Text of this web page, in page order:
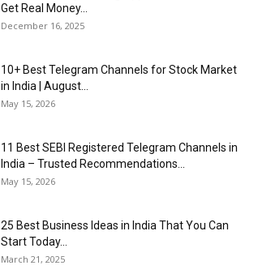
Get Real Money...
December 16, 2025
10+ Best Telegram Channels for Stock Market
in India | August...
May 15, 2026
11 Best SEBI Registered Telegram Channels in
India – Trusted Recommendations...
May 15, 2026
25 Best Business Ideas in India That You Can
Start Today...
March 21, 2025